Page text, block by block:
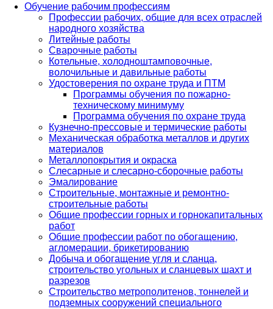
Обучение рабочим профессиям
Профессии рабочих, общие для всех отраслей
народного хозяйства
Литейные работы
Сварочные работы
Котельные, холодноштамповочные,
волочильные и давильные работы
Удостоверения по охране труда и ПТМ
Программы обучения по пожарно-
техническому минимуму
Программа обучения по охране труда
Кузнечно-прессовые и термические работы
Механическая обработка металлов и других
материалов
Металлопокрытия и окраска
Слесарные и слесарно-сборочные работы
Эмалирование
Строительные, монтажные и ремонтно-
строительные работы
Общие профессии горных и горнокапитальных
работ
Общие профессии работ по обогащению,
агломерации, брикетированию
Добыча и обогащение угля и сланца,
строительство угольных и сланцевых шахт и
разрезов
Строительство метрополитенов, тоннелей и
подземных сооружений специального